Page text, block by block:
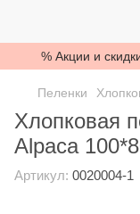
% Акции и
Пеленки
Хлопковая
Alpaca
Артикул: 0020004-1